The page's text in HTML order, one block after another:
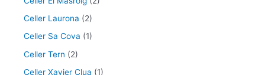
Celler Laurona (2)
Celler Sa Cova (1)
Celler Tern (2)
Celler Xavier Clua (1)